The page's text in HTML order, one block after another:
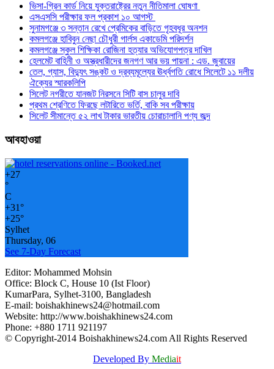
ভিসা-গ্রিন কার্ড নিয়ে যুক্তরাষ্ট্রের নতুন নীতিমালা ঘোষণা
এসএসসি পরীক্ষার ফল প্রকাশ ১০ আগস্ট
সুনামগঞ্জে ৩ সন্তান রেখে প্রেমিকের বাড়িতে গৃহবধূর অনশন
কমলগঞ্জে হাবিবুন নেছা চৌধুরী গার্লস একাডেমি পরিদর্শন
কমলগঞ্জে স্কুল শিক্ষিকা রোজিনা হত্যার অভিযোগপত্র দাখিল
হেলমেট বাহিনী ও অস্ত্রধারীদের জনগণ আর ভয় পায়না : এড. জুবায়ের
তেল, গ্যাস, বিদ্যুৎ সঙ্কট ও দ্রব্যমূল্যের ঊর্ধ্বগতি রোধে সিলেটে ১১ দলীয়
ঐক্যের স্মারকলিপি
সিলেট নগরীতে যানজট নিরসনে সিটি বাস চালুর দাবি
প্রথম শ্রেণিতে ফিরছে লটারিতে ভর্তি, বাকি সব পরীক্ষায়
সিলেট সীমান্তে ৫২ লাখ টাকার ভারতীয় চোরাচালানি পণ্য জব্দ
আবহাওয়া
+27
°
C
+31°
+25°
Sylhet
Thursday, 06
See 7-Day Forecast
Editor: Mohammed Mohsin
Office: Block C, House 10 (Ist Floor)
KumarPara, Sylhet-3100, Bangladesh
E-mail: boishakhinews24@hotmail.com
Website: http://www.boishakhinews24.com
Phone: +880 1711 921197
© Copyright-2014 Boishakhinews24.com All Rights Reserved
Developed By Mediait